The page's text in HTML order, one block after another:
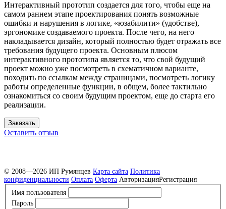
Интерактивный прототип создается для того, чтобы еще на
самом раннем этапе проектирования понять возможные
ошибки и нарушения в логике, «юзабилити» (удобстве),
эргономике создаваемого проекта. После чего, на него
накладывается дизайн, который полностью будет отражать все
требования будущего проекта. Основным плюсом
интерактивного прототипа является то, что свой будущий
проект можно уже посмотреть в схематичном варианте,
походить по ссылкам между страницами, посмотреть логику
работы определенные функции, в общем, более тактильно
ознакомиться со своим будущим проектом, еще до старта его
реализации.
Заказать
Оставить отзыв
© 2008—2026 ИП Румянцев Карта сайта Политика
конфиденциальности Оплата Оферта АвторизацияРегистрация
Имя пользователя
Пароль